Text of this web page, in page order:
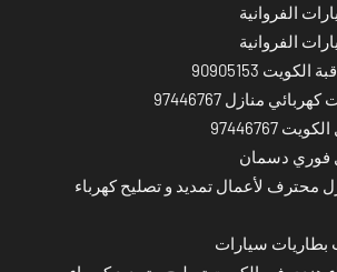
الفروانية
الفروانية
90905153
منازل 97446767
97446767
فوري دسمان
محترف لأعمال تمديد و تصليح كهرباء
بطاريات سيارات